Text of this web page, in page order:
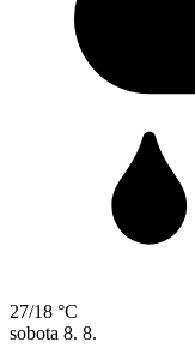
27/18 °C
sobota 8. 8.